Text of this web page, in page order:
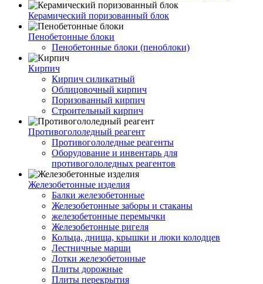
Керамический поризованный блок
Пенобетонные блоки
Пенобетонные блоки (пеноблоки)
Кирпич
Кирпич силикатный
Облицовочный кирпич
Поризованный кирпич
Строительный кирпич
Противогололедный реагент
Противогололедные реагенты
Оборудование и инвентарь для
противогололедных реагентов
Железобетонные изделия
Балки железобетонные
Железобетонные заборы и стаканы
железобетонные перемычки
Железобетонные ригеля
Кольца, днища, крышки и люки колодцев
Лестничные марши
Лотки железобетонные
Плиты дорожные
Плиты перекрытия